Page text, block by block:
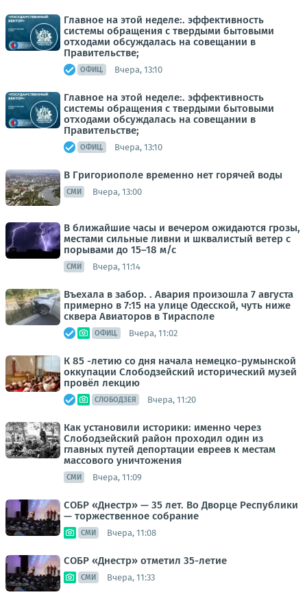
Главное на этой неделе:. эффективность
системы обращения с твердыми бытовыми
отходами обсуждалась на совещании в
Правительстве;
ОФИЦ. Вчера, 13:10
Главное на этой неделе:. эффективность
системы обращения с твердыми бытовыми
отходами обсуждалась на совещании в
Правительстве;
ОФИЦ. Вчера, 13:10
В Григориополе временно нет горячей воды
СМИ Вчера, 13:00
В ближайшие часы и вечером ожидаются грозы,
местами сильные ливни и шквалистый ветер с
порывами до 15–18 м/с
СМИ Вчера, 11:14
Въехала в забор. . Авария произошла 7 августа
примерно в 7:15 на улице Одесской, чуть ниже
сквера Авиаторов в Тирасполе
ОФИЦ. Вчера, 11:02
К 85 -летию со дня начала немецко-румынской
оккупации Слободзейский исторический музей
провёл лекцию
СЛОБОДЗЕЯ Вчера, 11:20
Как установили историки: именно через
Слободзейский район проходил один из
главных путей депортации евреев к местам
массового уничтожения
СМИ Вчера, 11:09
СОБР «Днестр» — 35 лет. Во Дворце Республики
— торжественное собрание
СМИ Вчера, 11:08
СОБР «Днестр» отметил 35-летие
СМИ Вчера, 11:33